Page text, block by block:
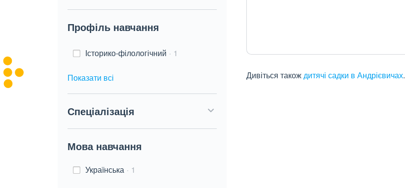
Профіль навчання
Історико-філологічний 1
Показати всі
Спеціалізація
Мова навчання
Українська 1
Дивіться такождитячі садки в Андрієвичах.